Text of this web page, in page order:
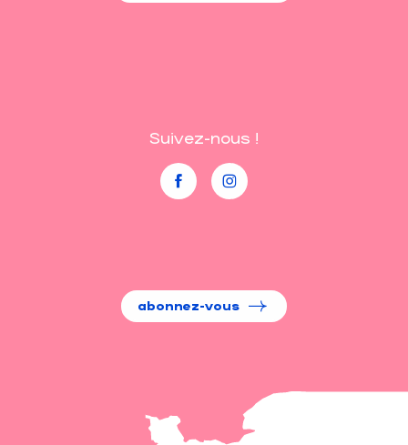
Suivez-nous !
abonnez-vous